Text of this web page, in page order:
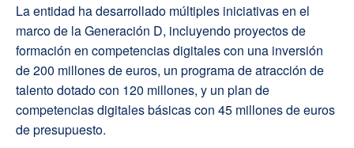
La entidad ha desarrollado múltiples iniciativas en el
marco de la Generación D, incluyendo proyectos de
formación en competencias digitales con una inversión
de 200 millones de euros, un programa de atracción de
talento dotado con 120 millones, y un plan de
competencias digitales básicas con 45 millones de euros
de presupuesto.